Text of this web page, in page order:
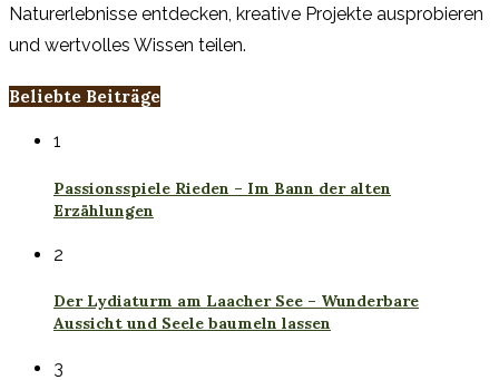
Naturerlebnisse entdecken, kreative Projekte ausprobieren
und wertvolles Wissen teilen.
Beliebte Beiträge
1
Passionsspiele Rieden – Im Bann der alten
Erzählungen
2
Der Lydiaturm am Laacher See – Wunderbare
Aussicht und Seele baumeln lassen
3